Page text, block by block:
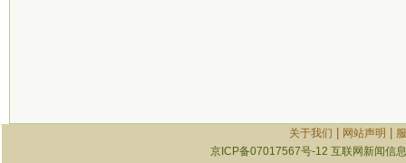
关于我们 网站声明
京ICP备07017567号-12 互联网新闻信